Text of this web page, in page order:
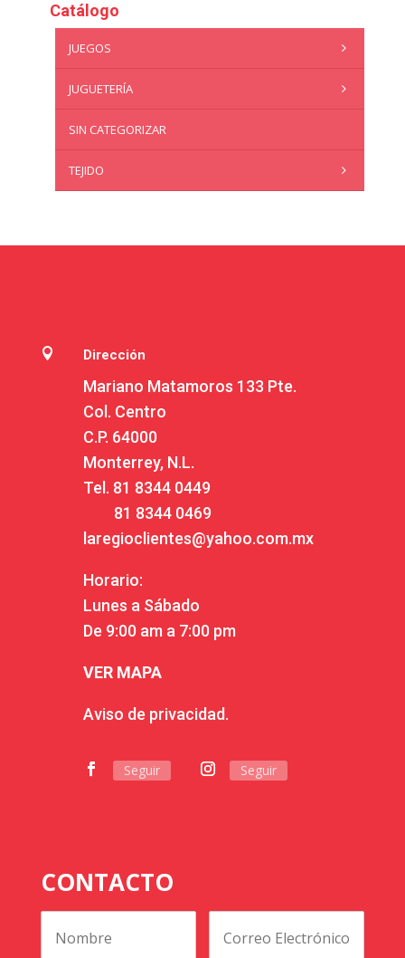
Catálogo
JUEGOS
JUGUETERÍA
SIN CATEGORIZAR
TEJIDO
 Dirección
Mariano Matamoros 133 Pte.
Col. Centro
C.P. 64000
Monterrey, N.L.
Tel. 81 8344 0449
81 8344 0469
laregioclientes@yahoo.com.mx
Horario:
Lunes a Sábado
De 9:00 am a 7:00 pm
VER MAPA
Aviso de privacidad.
Seguir Seguir
CONTACTO